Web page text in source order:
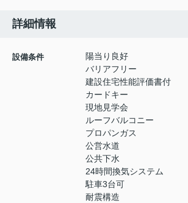
詳細情報
設備条件
陽当り良好
バリアフリー
建設住宅性能評価書付
カードキー
現地見学会
ルーフバルコニー
プロパンガス
公営水道
公共下水
24時間換気システム
駐車3台可
耐震構造